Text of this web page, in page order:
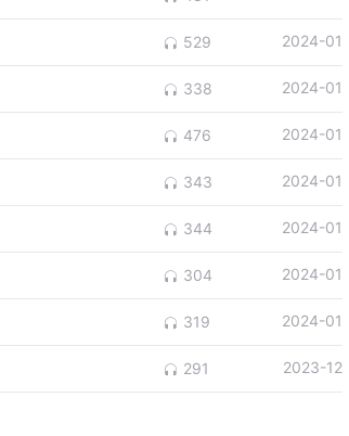
529 2024-01
338 2024-01
476 2024-01
343 2024-01
344 2024-01
304 2024-01
319 2024-01
291 2023-12